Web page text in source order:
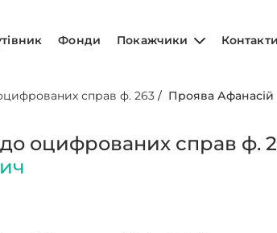
Фонди Покажчики Контакти
справ ф. 263 / Проява
оцифрованих справ ф.